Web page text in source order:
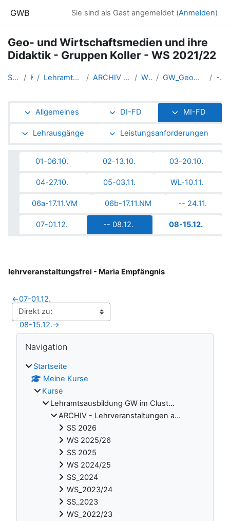
GWB Sie sind als Gast angemeldet (Anmelden)
Geo- und Wirtschaftsmedien und ihre
Didaktik - Gruppen Koller - WS 2021/22
Startseite Kurse Lehramtsausbildung GW im Clust... ARCHIV - Lehrveranstaltungen a... WS 2021/22 GW_Geomedien_Fachdidaktik_2021ws -- 08.12.
Abschnittsübersicht
Allgemeines DI-FD MI-FD
Lehrausgänge Leistungsanforderungen
01-06.10. 02-13.10. 03-20.10.
04-27.10. 05-03.11. WL-10.11.
06a-17.11.VM 06b-17.11.NM -- 24.11.
07-01.12. -- 08.12. 08-15.12.
lehrveranstaltungsfrei - Maria Empfängnis
←07-01.12.
→
08-15.12.
Blöcke
Navigation
Startseite
Meine Kurse
Kurse
Lehramtsausbildung GW im Clust...
ARCHIV - Lehrveranstaltungen a...
SS 2026
WS 2025/26
SS 2025
WS 2024/25
SS_2024
WS_2023/24
SS_2023
WS_2022/23